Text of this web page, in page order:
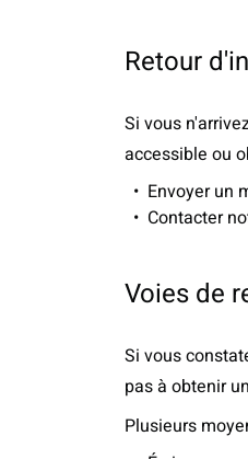
Retour
Si vous
accessible ou
Envoyer un
Contacter
Voies de
Si vous
pas à obtenir
Plusieurs